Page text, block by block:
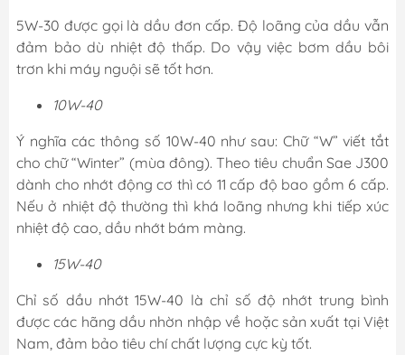
5W-30 được gọi là dầu đơn cấp. Độ loãng của dầu vẫn
đảm bảo dù nhiệt độ thấp. Do vậy việc bơm dầu bôi
trơn khi máy nguội sẽ tốt hơn.
10W-40
Ý nghĩa các thông số 10W-40 như sau: Chữ “W” viết tắt
cho chữ “Winter” (mùa đông). Theo tiêu chuẩn Sae J300
dành cho nhớt động cơ thì có 11 cấp độ bao gồm 6 cấp.
Nếu ở nhiệt độ thường thì khá loãng nhưng khi tiếp xúc
nhiệt độ cao, dầu nhớt bám màng.
15W-40
Chỉ số dầu nhớt 15W-40 là chỉ số độ nhớt trung bình
được các hãng dầu nhờn nhập về hoặc sản xuất tại Việt
Nam, đảm bảo tiêu chí chất lượng cực kỳ tốt.